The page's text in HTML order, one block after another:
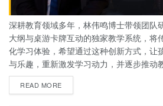
深耕教育领域多年，林伟鸣博士带领团队
大纲与桌游卡牌互动的独家教学系统，将
化学习体验，希望通过这种创新方式，让
与乐趣，重新激发学习动力，并逐步推动
READ MORE